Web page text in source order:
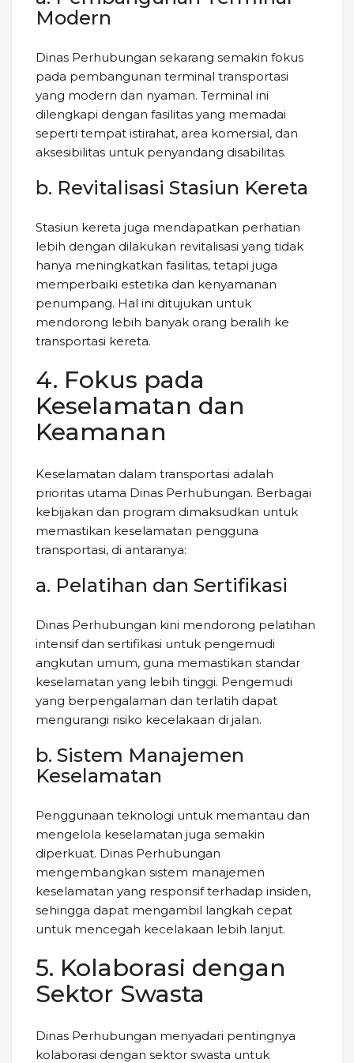
Modern
Dinas Perhubungan sekarang semakin fokus
pada pembangunan terminal transportasi
yang modern dan nyaman. Terminal ini
dilengkapi dengan fasilitas yang memadai
seperti tempat istirahat, area komersial, dan
aksesibilitas untuk penyandang disabilitas.
b. Revitalisasi Stasiun Kereta
Stasiun kereta juga mendapatkan perhatian
lebih dengan dilakukan revitalisasi yang tidak
hanya meningkatkan fasilitas, tetapi juga
memperbaiki estetika dan kenyamanan
penumpang. Hal ini ditujukan untuk
mendorong lebih banyak orang beralih ke
transportasi kereta.
4. Fokus pada
Keselamatan dan
Keamanan
Keselamatan dalam transportasi adalah
prioritas utama Dinas Perhubungan. Berbagai
kebijakan dan program dimaksudkan untuk
memastikan keselamatan pengguna
transportasi, di antaranya:
a. Pelatihan dan Sertifikasi
Dinas Perhubungan kini mendorong pelatihan
intensif dan sertifikasi untuk pengemudi
angkutan umum, guna memastikan standar
keselamatan yang lebih tinggi. Pengemudi
yang berpengalaman dan terlatih dapat
mengurangi risiko kecelakaan di jalan.
b. Sistem Manajemen
Keselamatan
Penggunaan teknologi untuk memantau dan
mengelola keselamatan juga semakin
diperkuat. Dinas Perhubungan
mengembangkan sistem manajemen
keselamatan yang responsif terhadap insiden,
sehingga dapat mengambil langkah cepat
untuk mencegah kecelakaan lebih lanjut.
5. Kolaborasi dengan
Sektor Swasta
Dinas Perhubungan menyadari pentingnya
kolaborasi dengan sektor swasta untuk